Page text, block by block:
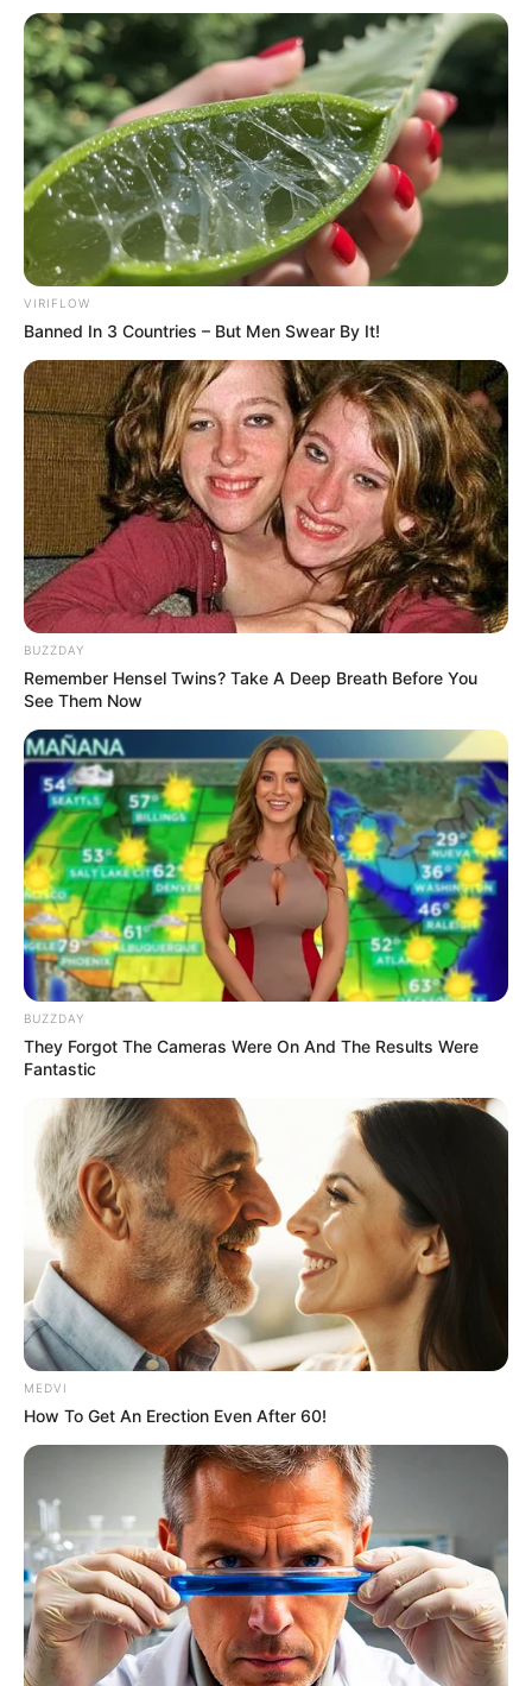
ดวงปี 68 ดวงรายเดือน
แต้มบุญทำงาน
แม่กวาง ไพ่ตองส่องใจ
นักเขียน
bonnevie
เนื้อหาที่ได้รับการโปรโมต
Remember These Iconic '90s Couples? See The List
That Defined A Generation
BRAINBERRIES
Unforgettable Awkward Moments From The Olympics
VIRIFLOW
Banned In 3 Countries – But Men Swear By It!
BUZZDAY
Remember Hensel Twins? Take A Deep Breath Before You
See Them Now
BUZZDAY
They Forgot The Cameras Were On And The Results Were
Fantastic
MEDVI
How To Get An Erection Even After 60!